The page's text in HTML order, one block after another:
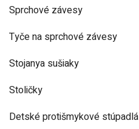
Sprchové závesy
Tyče na sprchové závesy
Stojanya sušiaky
Stoličky
Detské protišmykové stúpadlá